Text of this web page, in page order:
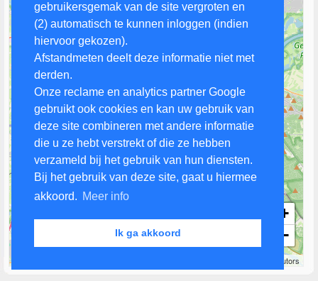
gebruikersgemak van de site vergroten en
(2) automatisch te kunnen inloggen (indien
hiervoor gekozen).
Afstandmeten deelt deze informatie niet met
derden.
Onze reclame en analytics partner Google
gebruikt ook cookies en kan uw gebruik van
deze site combineren met andere informatie
die u ze hebt verstrekt of die ze hebben
verzameld bij het gebruik van hun diensten.
Bij het gebruik van deze site, gaat u hiermee
akkoord. Meer info
Ik ga akkoord
+
−
contributors